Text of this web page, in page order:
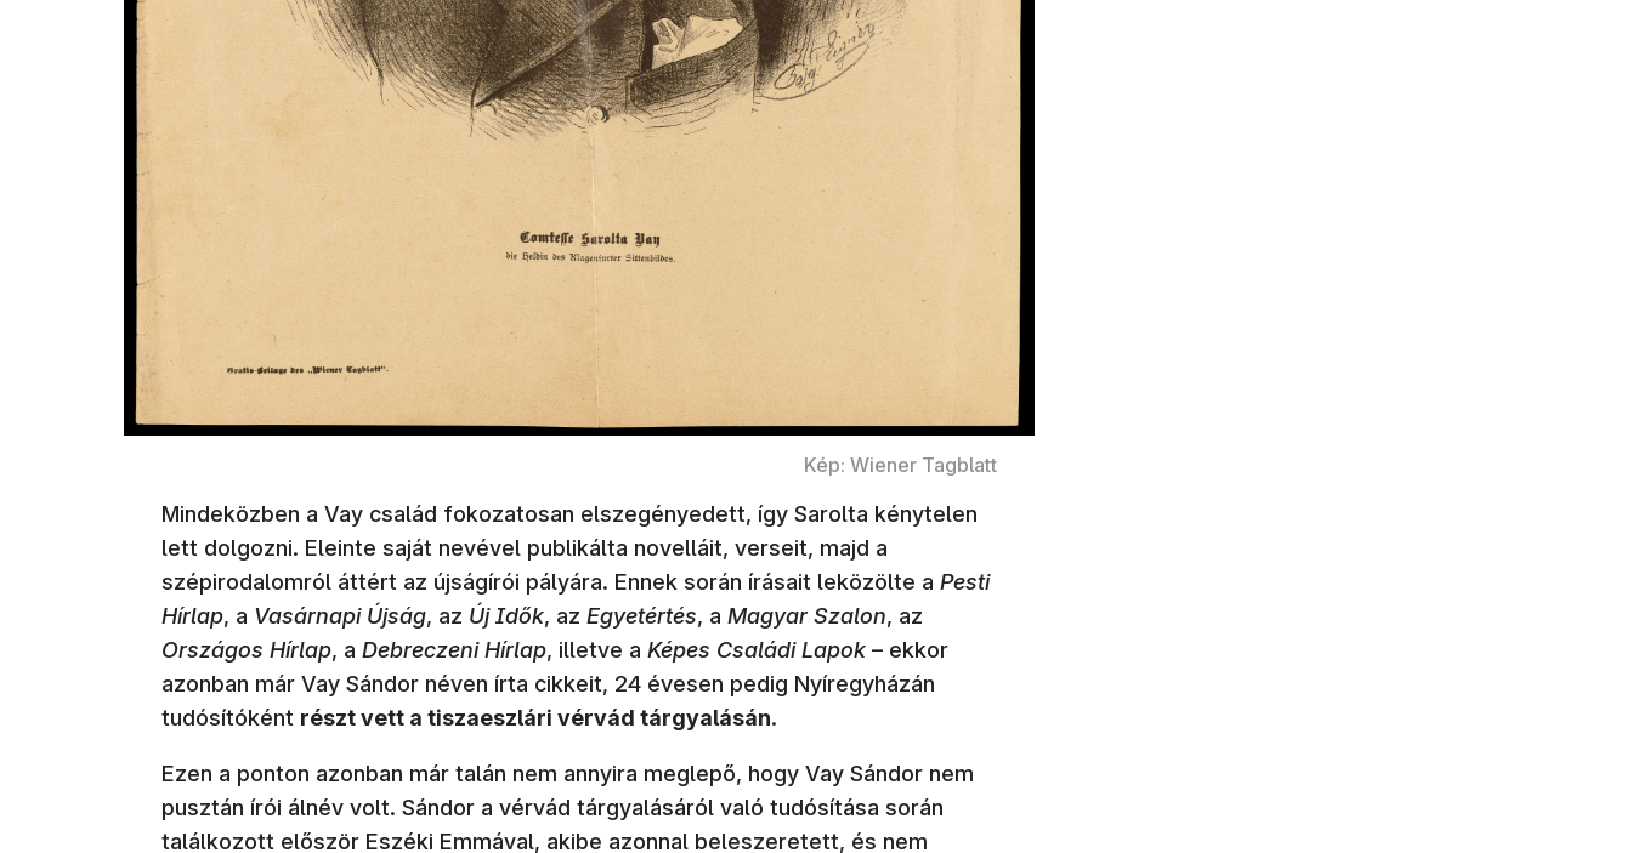
Kép: Wiener Tagblatt
Mindeközben a Vay család fokozatosan elszegényedett, így Sarolta kénytelen
lett dolgozni. Eleinte saját nevével publikálta novelláit, verseit, majd a
szépirodalomról áttért az újságírói pályára. Ennek során írásait leközölte a Pesti
Hírlap, a Vasárnapi Újság, az Új Idők, az Egyetértés, a Magyar Szalon, az
Országos Hírlap, a Debreczeni Hírlap, illetve a Képes Családi Lapok – ekkor
azonban már Vay Sándor néven írta cikkeit, 24 évesen pedig Nyíregyházán
tudósítóként részt vett a tiszaeszlári vérvád tárgyalásán.
Ezen a ponton azonban már talán nem annyira meglepő, hogy Vay Sándor nem
pusztán írói álnév volt. Sándor a vérvád tárgyalásáról való tudósítása során
találkozott először Eszéki Emmával, akibe azonnal beleszeretett, és nem